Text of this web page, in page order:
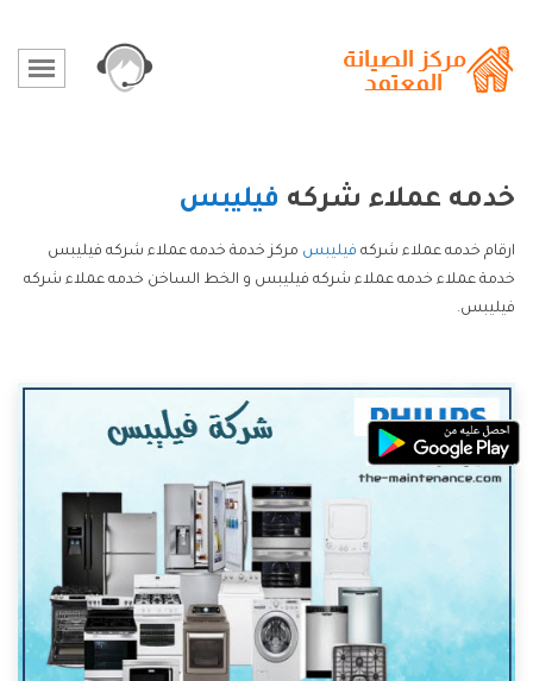
خدمه عملاء شركه فيليبس
ارقام خدمه عملاء شركه فيليبس مركز خدمة خدمه عملاء شركه فيليبس
خدمة عملاء خدمه عملاء شركه فيليبس و الخط الساخن خدمه عملاء شركه
فيليبس.